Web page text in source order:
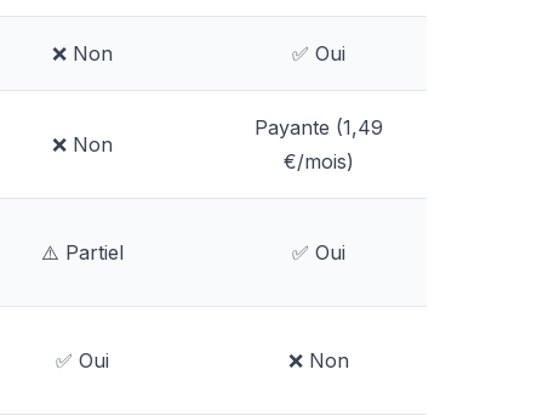
❌ Non ✅ Oui
❌ Non
Payante (1,49
€/mois)
⚠️ Partiel ✅ Oui
✅ Oui ❌ Non